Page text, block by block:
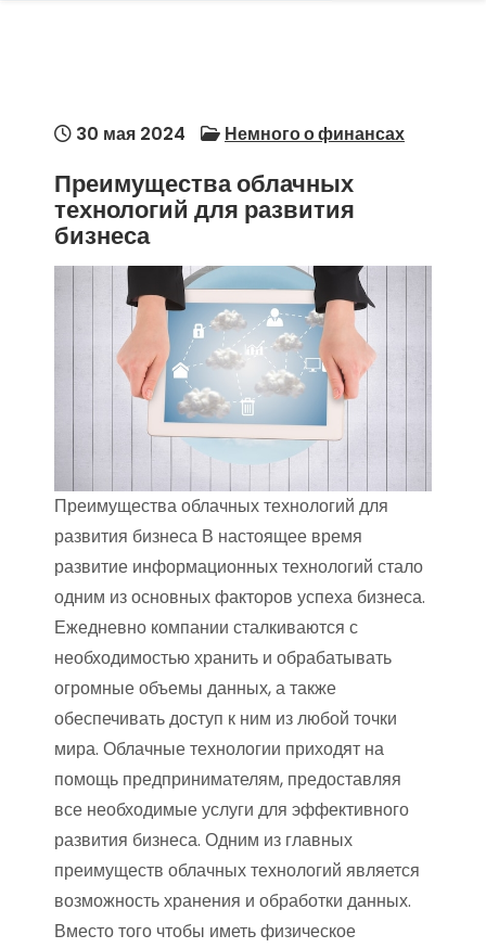
30 мая 2024 Немного о финансах
Преимущества облачных
технологий для развития
бизнеса
Преимущества облачных технологий для
развития бизнеса В настоящее время
развитие информационных технологий стало
одним из основных факторов успеха бизнеса.
Ежедневно компании сталкиваются с
необходимостью хранить и обрабатывать
огромные объемы данных, а также
обеспечивать доступ к ним из любой точки
мира. Облачные технологии приходят на
помощь предпринимателям, предоставляя
все необходимые услуги для эффективного
развития бизнеса. Одним из главных
преимуществ облачных технологий является
возможность хранения и обработки данных.
Вместо того чтобы иметь физическое